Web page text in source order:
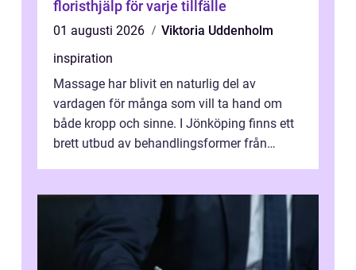
floristhjälp för varje tillfälle
01 augusti 2026
Viktoria Uddenholm
inspiration
Massage har blivit en naturlig del av
vardagen för många som vill ta hand om
både kropp och sinne. I Jönköping finns ett
brett utbud av behandlingsformer från